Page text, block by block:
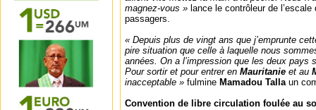
magnez-vous » lance le contrôleur de
passagers.
« Depuis plus de vingt ans que j’emprunte
pire situation que celle à laquelle nous
années. On a l’impression que les deux pays
Pour sortir et pour entrer en Mauritanie et au
inacceptable » fulmine Mamadou Tallaun
Convention de libre circulation foulée au